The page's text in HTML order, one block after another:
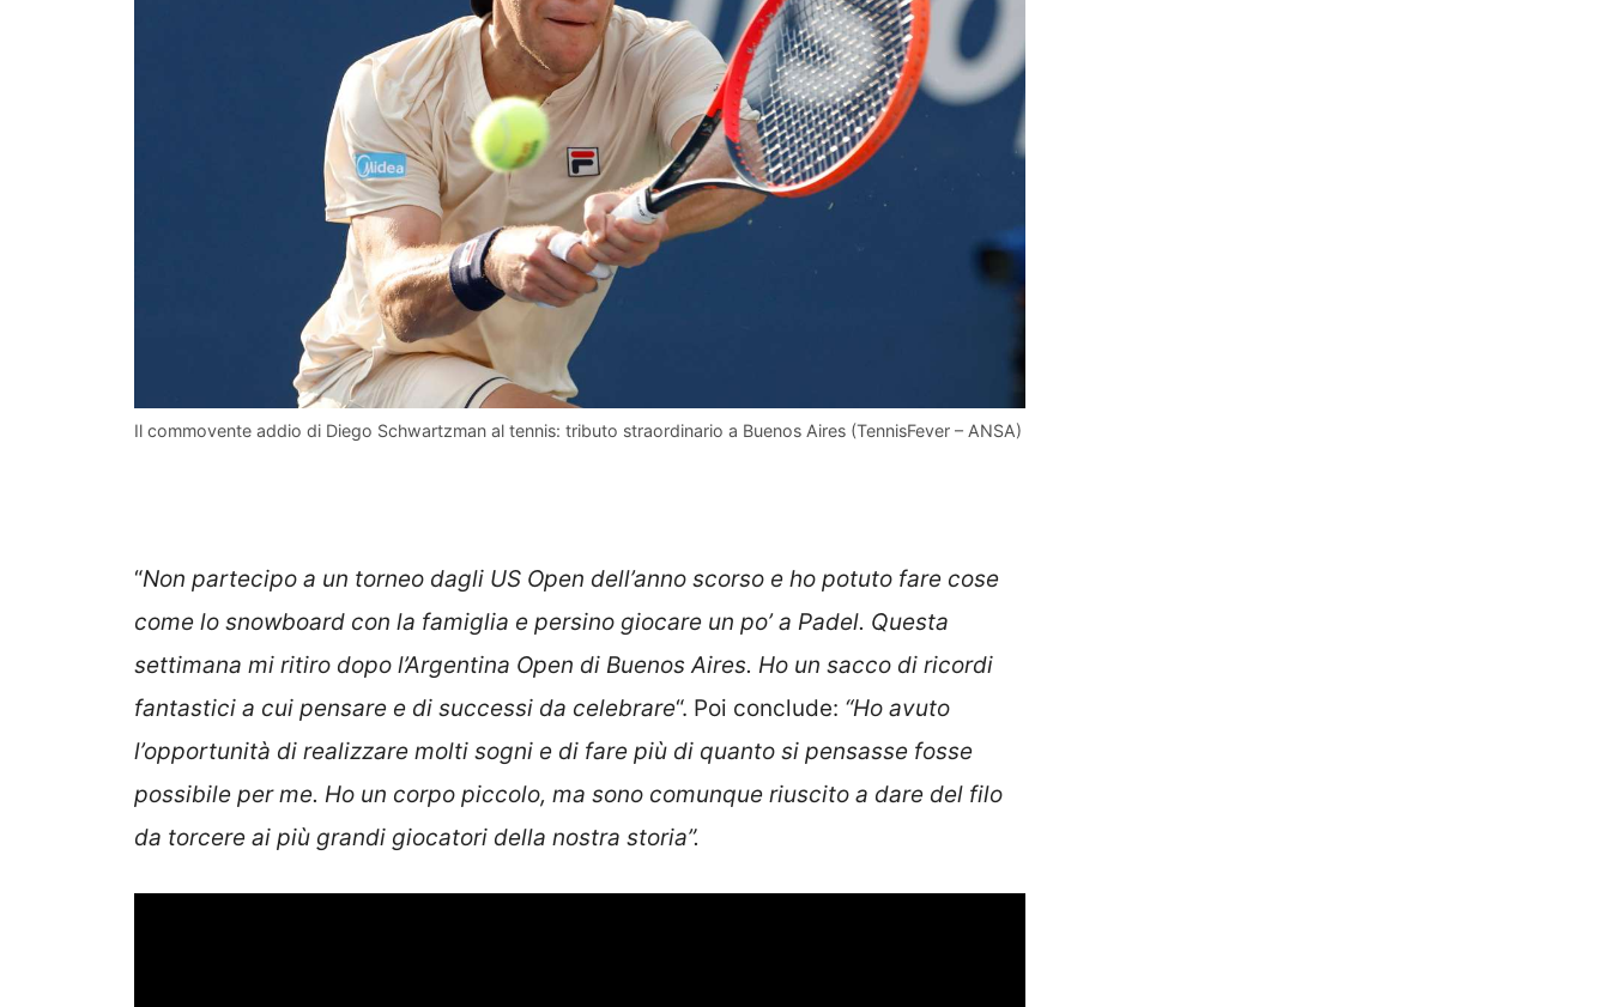
Il commovente addio di Diego Schwartzman al tennis: tributo straordinario a Buenos Aires (TennisFever – ANSA)
“Non partecipo a un torneo dagli US Open dell’anno scorso e ho potuto fare cose
come lo snowboard con la famiglia e persino giocare un po’ a Padel. Questa
settimana mi ritiro dopo l’Argentina Open di Buenos Aires. Ho un sacco di ricordi
fantastici a cui pensare e di successi da celebrare“. Poi conclude: “Ho avuto
l’opportunità di realizzare molti sogni e di fare più di quanto si pensasse fosse
possibile per me. Ho un corpo piccolo, ma sono comunque riuscito a dare del filo
da torcere ai più grandi giocatori della nostra storia”.